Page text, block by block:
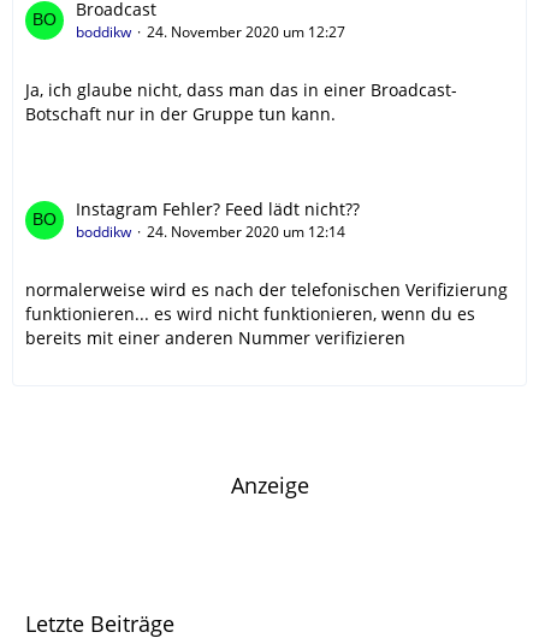
Broadcast
boddikw 24. November 2020 um 12:27
Ja, ich glaube nicht, dass man das in einer Broadcast-
Botschaft nur in der Gruppe tun kann.
Instagram Fehler? Feed lädt nicht??
boddikw 24. November 2020 um 12:14
normalerweise wird es nach der telefonischen Verifizierung
funktionieren... es wird nicht funktionieren, wenn du es
bereits mit einer anderen Nummer verifizieren
Anzeige
Letzte Beiträge